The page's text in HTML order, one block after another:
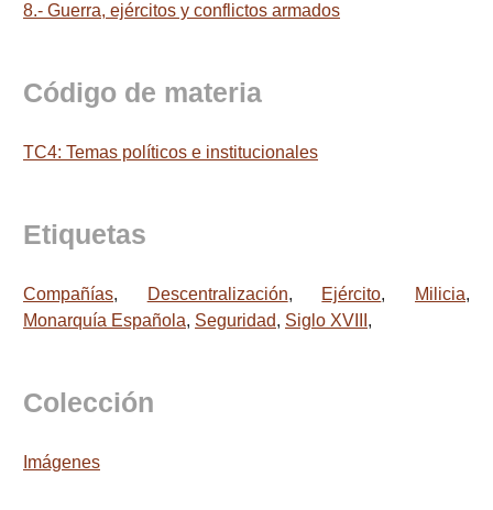
8.- Guerra, ejércitos y conflictos armados
Código de materia
TC4: Temas políticos e institucionales
Etiquetas
Compañías, Descentralización, Ejército, Milicia,
Monarquía Española, Seguridad, Siglo XVIII ,
Colección
Imágenes